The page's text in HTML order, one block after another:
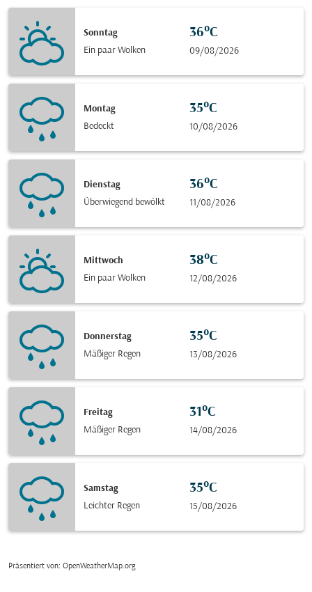
Sonntag
Ein paar Wolken
36°C
09/08/2026
Montag
Bedeckt
35°C
10/08/2026
Dienstag
Überwiegend bewölkt
36°C
11/08/2026
Mittwoch
Ein paar Wolken
38°C
12/08/2026
Donnerstag
Mäßiger Regen
35°C
13/08/2026
Freitag
Mäßiger Regen
31°C
14/08/2026
Samstag
Leichter Regen
35°C
15/08/2026
Präsentiert von: OpenWeatherMap.org